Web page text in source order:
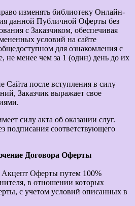
изменять библиотеку Онлайн-
данной Публичной Оферты без
с Заказчиком, обеспечивая
условий на сайте
для ознакомления с
не менее чем за 1 (один) день до их
Сайта после вступления в силу
Заказчик выражает свое
силу акта об оказании слуг.
подписания соответствующего
Договора Оферты
Акцепт Оферты путем 100%
в отношении которых
с учетом условий описанных в